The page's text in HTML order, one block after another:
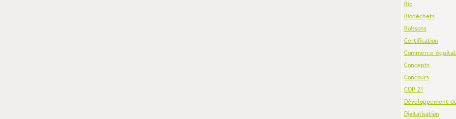
Bio
Biodéchets
Boissons
Certification
Commerce
Concepts
Concours
COP 21
Développement
Digitalisation